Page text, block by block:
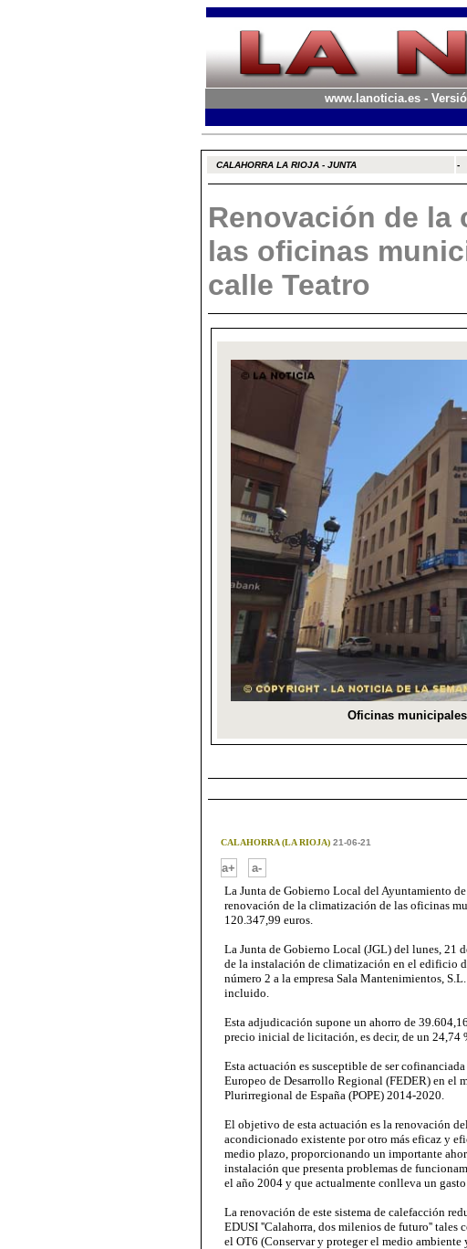
www.lanoticia.es -
CALAHORRA LA RIOJA - JUNTA -
Renovación de la
las oficinas
calle Teatro
CALAHORRA (LA RIOJA)21-06-21
a+
a-
La Junta de Gobierno Local del Ayuntamiento
renovación de la climatización de las oficinas
120.347,99 euros.
La Junta de Gobierno Local (JGL) del lunes, 21
de la instalación de climatización en el edificio
número 2 a la empresa Sala Mantenimientos,
incluido.
Esta adjudicación supone un ahorro de
precio inicial de licitación, es decir, de un 24,74
Esta actuación es susceptible de ser
Europeo de Desarrollo Regional (FEDER) en el
Plurirregional de España (POPE) 2014-2020.
El objetivo de esta actuación es la renovación
acondicionado existente por otro más eficaz y
medio plazo, proporcionando un importante
instalación que presenta problemas de
el año 2004 y que actualmente conlleva un
La renovación de este sistema de calefacción
EDUSI ''Calahorra, dos milenios de futuro'' tales
el OT6 (Conservar y proteger el medio